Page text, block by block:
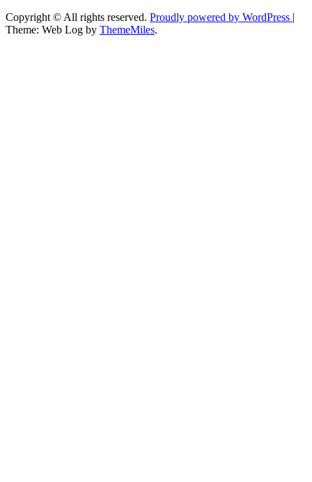
Copyright © All rights reserved. Proudly powered by WordPress |
Theme: Web Log by ThemeMiles.